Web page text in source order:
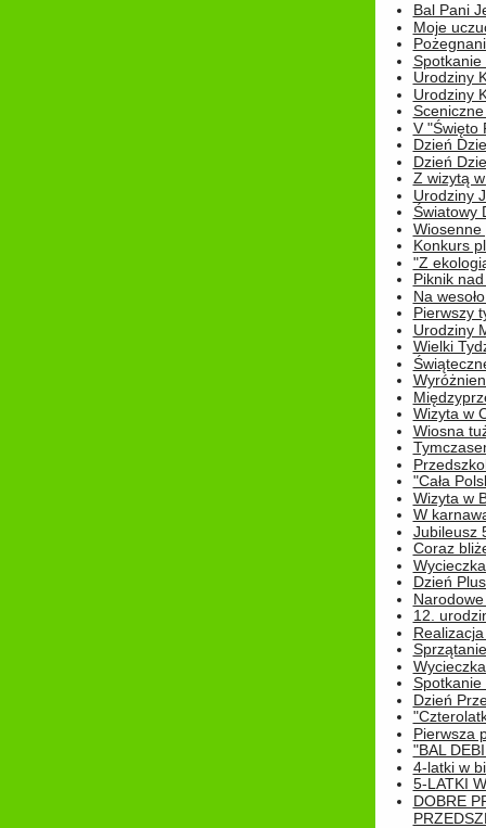
Bal Pani
Moje
Spotkanie
Urodziny
Urodziny
V "Święto
Dzień
Dzień
Z wizytą
Urodziny
Światowy
Wiosenne
Konkurs
"Z
Piknik
Na
Pierwszy
Urodziny
Wielki
Wizyta w
Wiosna
"Cała
Wizyta w
W
Jubileusz
Coraz
Dzień
12.
Spotkanie
Dzień
Pierwsza
"BAL
4-latki w
5-LATKI
DOBRE